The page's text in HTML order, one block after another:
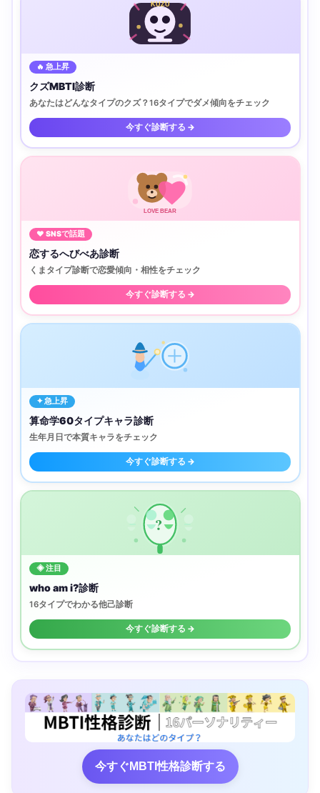
KUZU
🔥 急上昇
クズMBTI診断
あなたはどんなタイプのクズ？16タイプでダメ傾向をチェック
今すぐ診断する →
LOVE BEAR
♥ SNSで話題
恋するへびべあ診断
くまタイプ診断で恋愛傾向・相性をチェック
今すぐ診断する →
✦ 急上昇
算命学60タイプキャラ診断
生年月日で本質キャラをチェック
今すぐ診断する →
?
◈ 注目
who am i?診断
16タイプでわかる他己診断
今すぐ診断する →
今すぐMBTI性格診断する